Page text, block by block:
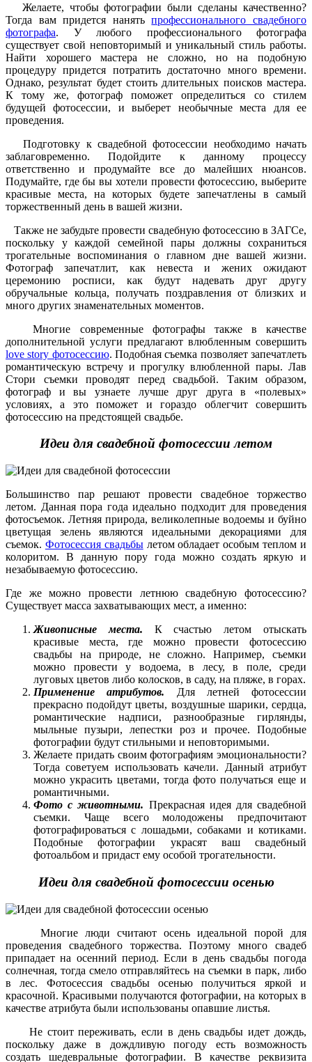
Желаете, чтобы фотографии были сделаны качественно?
Тогда вам придется нанятьпрофессионального свадебного
фотографа. У любого профессионального фотографа
существует свой неповторимый и уникальный стиль работы.
Найти хорошего мастера не сложно, но на подобную
процедуру придется потратить достаточно много времени.
Однако, результат будет стоить длительных поисков мастера.
К тому же, фотограф поможет определиться со стилем
будущей фотосессии, и выберет необычные места для ее
проведения.
Подготовку к свадебной фотосессии необходимо начать
заблаговременно. Подойдите к данному процессу
ответственно и продумайте все до малейших нюансов.
Подумайте, где бы вы хотели провести фотосессию, выберите
красивые места, на которых будете запечатлены в самый
торжественный день в вашей жизни.
Также не забудьте провести свадебную фотосессию в ЗАГСе,
поскольку у каждой семейной пары должны сохраниться
трогательные воспоминания о главном дне вашей жизни.
Фотограф запечатлит, как невеста и жених ожидают
церемонию росписи, как будут надевать друг другу
обручальные кольца, получать поздравления от близких и
много других знаменательных моментов.
Многие современные фотографы также в качестве
дополнительной услуги предлагают влюбленным совершить
love story фотосессию. Подобная съемка позволяет запечатлеть
романтическую встречу и прогулку влюбленной пары. Лав
Стори съемки проводят перед свадьбой. Таким образом,
фотограф и вы узнаете лучше друг друга в «полевых»
условиях, а это поможет и гораздо облегчит совершить
фотосессию на предстоящей свадьбе.
Идеи для свадебной фотосессии летом
Большинство пар решают провести свадебное торжество
летом. Данная пора года идеально подходит для проведения
фотосъемок. Летняя природа, великолепные водоемы и буйно
цветущая зелень являются идеальными декорациями для
съемок. Фотосессия свадьбылетомобладает особым теплом и
колоритом. В данную пору года можно создать яркую и
незабываемую фотосессию.
Где же можно провести летнюю свадебную фотосессию?
Существует масса захватывающих мест, а именно:
Живописные места. К счастью летом отыскать
красивые места, где можно провести фотосессию
свадьбы на природе, не сложно. Например, съемки
можно провести у водоема, в лесу, в поле, среди
луговых цветов либо колосков, в саду, на пляже, в горах.
Применение атрибутов. Для летней фотосессии
прекрасно подойдут цветы, воздушные шарики, сердца,
романтические надписи, разнообразные гирлянды,
мыльные пузыри, лепестки роз и прочее. Подобные
фотографии будут стильными и неповторимыми.
Желаете придать своим фотографиям эмоциональности?
Тогда советуем использовать качели. Данный атрибут
можно украсить цветами, тогда фото получаться еще и
романтичными.
Фото с животными. Прекрасная идея для свадебной
съемки. Чаще всего молодожены предпочитают
фотографироваться с лошадьми, собаками и котиками.
Подобные фотографии украсят ваш свадебный
фотоальбом и придаст ему особой трогательности.
Идеи для свадебной фотосессии осенью
Многие люди считают осень идеальной порой для
проведения свадебного торжества. Поэтому много свадеб
припадает на осенний период. Если в день свадьбы погода
солнечная, тогда смело отправляйтесь на съемки в парк, либо
в лес. Фотосессия свадьбы осенью получиться яркой и
красочной. Красивыми получаются фотографии, на которых в
качестве атрибута были использованы опавшие листья.
Не стоит переживать, если в день свадьбы идет дождь,
поскольку даже в дождливую погоду есть возможность
создать шедевральные фотографии. В качестве реквизита